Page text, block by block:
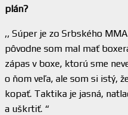
plán?
,, Súper je zo Srbského
pôvodne som mal mať
zápas v boxe, ktorú sme
o ňom veľa, ale som si istý,
kopať. Taktika je jasná,
a uškrtiť. “